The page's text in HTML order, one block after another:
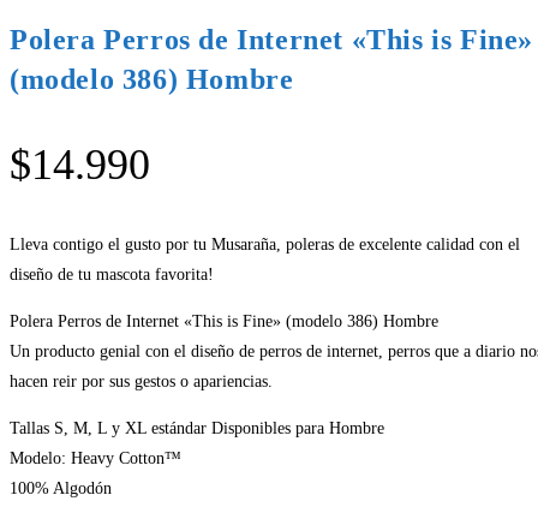
Polera Perros de Internet «This is Fine»
(modelo 386) Hombre
$14.990
Lleva contigo el gusto por tu Musaraña, poleras de excelente calidad con el
diseño de tu mascota favorita!
Polera Perros de Internet «This is Fine» (modelo 386) Hombre
Un producto genial con el diseño de perros de internet, perros que a diario
hacen reir por sus gestos o apariencias.
Tallas S, M, L y XL estándar Disponibles para Hombre
Modelo: Heavy Cotton™
100% Algodón